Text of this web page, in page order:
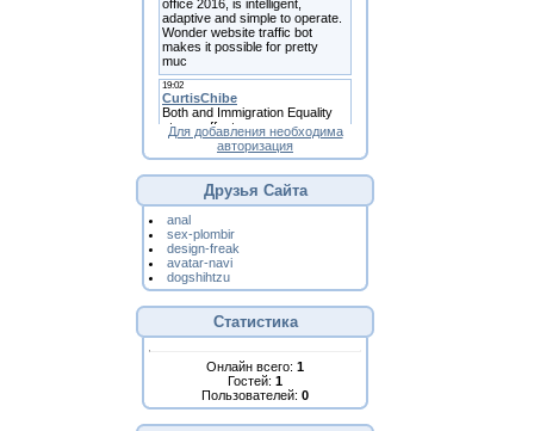
Для добавления необходима
авторизация
Друзья Сайта
anal
sex-plombir
design-freak
avatar-navi
dogshihtzu
Статистика
Онлайн всего: 1
Гостей: 1
Пользователей: 0